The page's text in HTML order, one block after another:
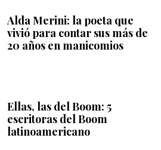
Alda Merini: la poeta que
vivió para contar sus más de
20 años en manicomios
Ellas, las del Boom: 5
escritoras del Boom
latinoamericano